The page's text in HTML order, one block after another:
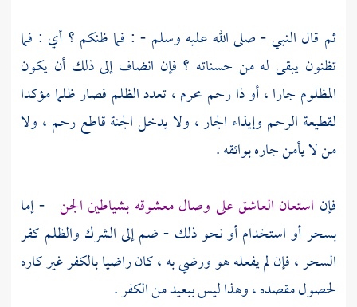
ثم قال النبي - صلى الله عليه وسلم - : فما ظنكم ؟ أي : فما
تظنون يبقى له من حسناته ؟ فإن انضاف إلى ذلك أن يكون
المظلوم جارا ، أو ذا رحم محرم ، تعدد الظلم فصار ظلما مؤكدا
لقطيعة الرحم وإيذاء الجار ، ولا يدخل الجنة قاطع رحم ، ولا
من لا يأمن جاره بوائقه .
فإن استعان العاشق على وصال معشوقه بشياطين الجن - إما
بسحر أو استخدام أو نحو ذلك - ضم إلى الشرك والظلم كفر
السحر ، فإن لم يفعله هو ورضي به ، كان راضيا بالكفر غير كاره
لحصول مقصده ، وهذا ليس ببعيد من الكفر .